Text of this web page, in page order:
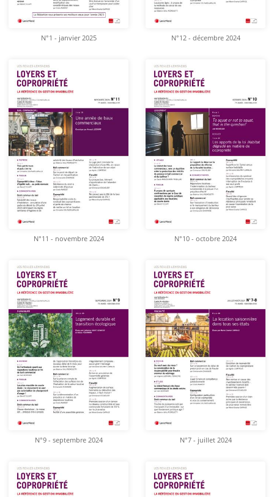
N°1 - janvier 2025 N°12 - décembre 2024
N°11 - novembre 2024 N°10 - octobre 2024
N°9 - septembre 2024 N°7 - juillet 2024